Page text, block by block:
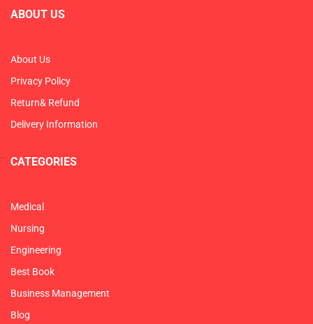
ABOUT US
About Us
Privacy Policy
Return& Refund
Delivery Information
CATEGORIES
Medical
Nursing
Engineering
Best Book
Business Management
Blog